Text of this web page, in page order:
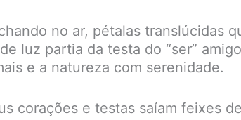
no ar, pétalas translúcidas
luz partia da testa do “ser”
e a natureza com serenidade.
corações e testas saíam feixes